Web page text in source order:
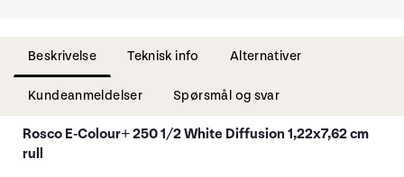
Beskrivelse Teknisk info Alternativer
Kundeanmeldelser Spørsmål og svar
Rosco E-Colour+ 250 1/2 White Diffusion 1,22x7,62 cm
rull